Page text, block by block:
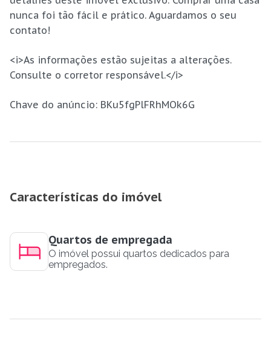
nunca foi tão fácil e prático. Aguardamos o seu
contato!
<i>As informações estão sujeitas a alterações.
Consulte o corretor responsável.</i>
Chave do anúncio: BKu5fgPlFRhMOk6G
Características do imóvel
Quartos de empregada
O imóvel possui quartos dedicados para
empregados.